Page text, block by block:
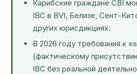
Карибские граждане CBI
IBC в BVI, Белизе, Сент-
других юрисдикциях.
В 2026 году требования к
(фактическому
IBC без реальной